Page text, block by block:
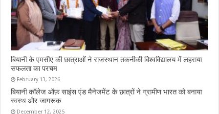
बियानी के एमसीए की छात्राओं ने राजस्थान तकनीकी विश्वविद्यालय में लहराया
सफलता का परचम
February 13, 2026
बियानी कॉलेज ऑफ़ साइंस एंड मैनेजमेंट के छात्रों ने ग्रामीण भारत को बनाया
स्वस्थ और जागरूक
December 12, 2025